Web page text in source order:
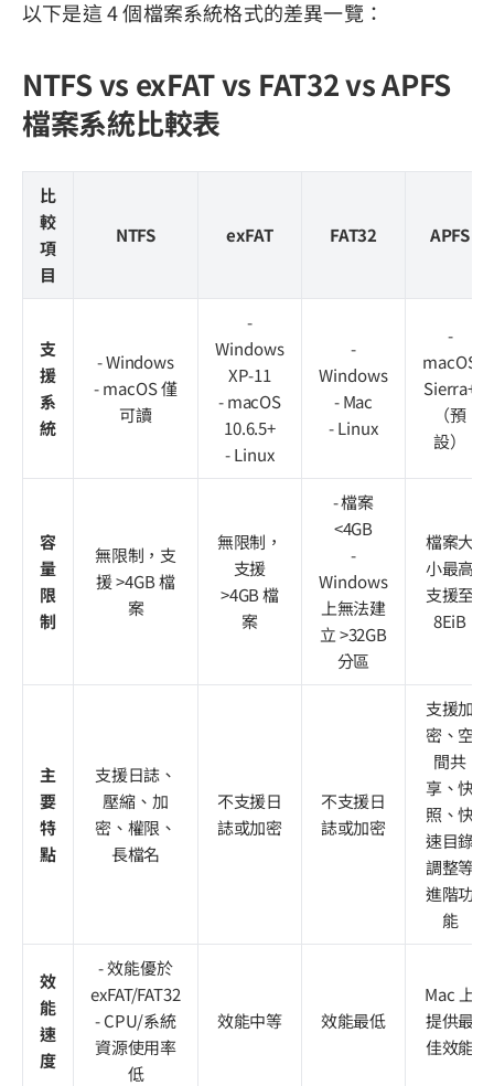
以下是這 4 個檔案系統格式的差異一覽：
NTFS vs exFAT vs FAT32 vs APFS
檔案系統比較表
比
較
項
目
NTFS exFAT FAT32 APFS
支
援
系
統
- Windows
- macOS 僅
可讀
-
Windows
XP-11
- macOS
10.6.5+
- Linux
-
Windows
- Mac
- Linux
-
macOS
Sierra+
（預
設）
容
量
限
制
無限制，支
援 >4GB 檔
案
無限制，
支援
>4GB 檔
案
- 檔案
<4GB
-
Windows
上無法建
立 >32GB
分區
檔案大
小最高
支援至
8EiB
主
要
特
點
支援日誌、
壓縮、加
密、權限、
長檔名
不支援日
誌或加密
不支援日
誌或加密
支援加
密、空
間共
享、快
照、快
速目錄
調整等
進階功
能
效
能
速
度
- 效能優於
exFAT/FAT32
- CPU/系統
資源使用率
低
效能中等 效能最低
Mac 上
提供最
佳效能